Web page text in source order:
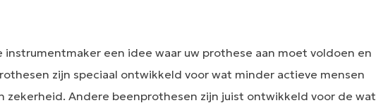
een idee waar uw prothese aan moet voldoen en
zijn speciaal ontwikkeld voor wat minder actieve mensen
Andere beenprothesen zijn juist ontwikkeld voor de wat